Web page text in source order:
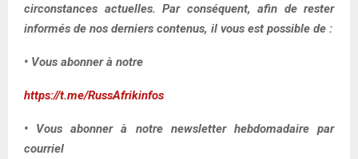
circonstances actuelles. Par conséquent, afin de rester
informés de nos derniers contenus, il vous est possible de :
• Vous abonner à notre
https://t.me/RussAfrikinfos
• Vous abonner à notre newsletter hebdomadaire par
courriel